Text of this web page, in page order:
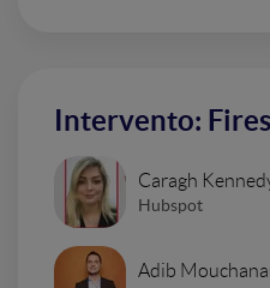
Intervento:
Caragh
Hubspot
Adib